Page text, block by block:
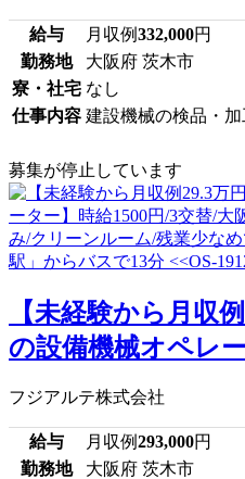
給与 月収例332,000円
勤務地
大阪府 茨木市
寮・社宅 なし
仕事内容 建設機械の検品・加
募集が停止しています
【未経験から月収
の設備機械オペレ
フジアルテ株式会社
給与 月収例293,000円
勤務地
大阪府 茨木市